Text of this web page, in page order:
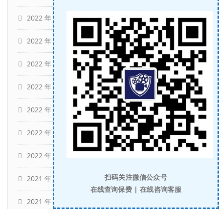
2022 年 7 月 (12)
2022 年 6 月 (13)
2022 年 5 月 (11)
2022 年 4 月 (15)
2022 年 3 月 (13)
2022 年 2 月
2022 年 1 月
2021 年 12 月
2021 年 11 月
扫码关注微信公众号
在线查询保费 | 在线咨询客服